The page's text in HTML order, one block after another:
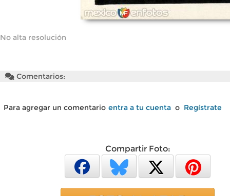
No alta resolución
Comentarios:
Para agregar un comentario entra a tu cuenta o Regístrate
Compartir Foto: